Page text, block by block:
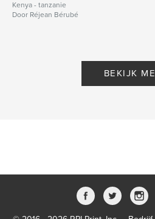
Kenya - tanzanie
Door Réjean Bérubé
BEKIJK